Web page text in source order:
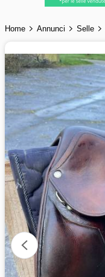
Home Annunci Selle